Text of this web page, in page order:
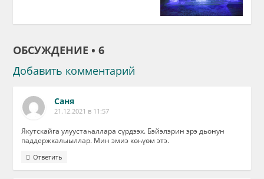
ОБСУЖДЕНИЕ • 6
Добавить комментарий
Саня
21.12.2021 в 11:57
Якутскайга улуустаһаллара сүрдээх. Бэйэлэрин эрэ дьонун
паддержкалыыллар. Мин эмиэ көһүөм этэ.
Ответить